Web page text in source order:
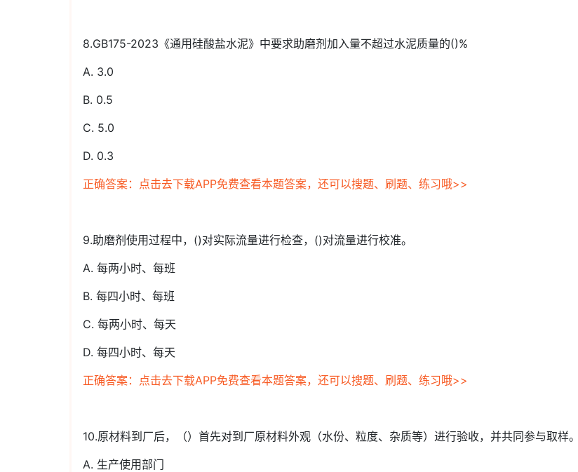
8.GB175-2023《通用硅酸盐水泥》中要求助磨剂加入量不超过水泥质量的()%
A. 3.0
B. 0.5
C. 5.0
D. 0.3
正确答案：点击去下载APP免费查看本题答案，还可以搜题、刷题、练习哦>>
9.助磨剂使用过程中，()对实际流量进行检查，()对流量进行校准。
A. 每两小时、每班
B. 每四小时、每班
C. 每两小时、每天
D. 每四小时、每天
正确答案：点击去下载APP免费查看本题答案，还可以搜题、刷题、练习哦>>
10.原材料到厂后，（）首先对到厂原材料外观（水份、粒度、杂质等）进行验收，并共同参与取样。
A. 生产使用部门